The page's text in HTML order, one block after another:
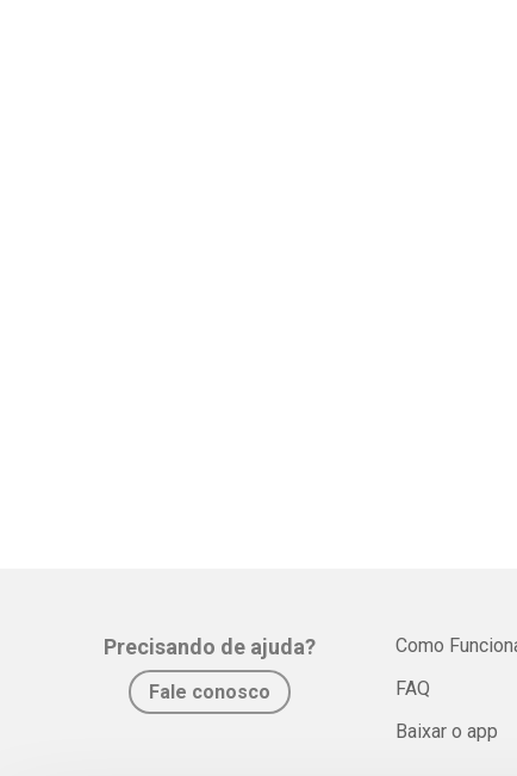
Precisando de ajuda?
Fale conosco
Como
FAQ
Baixar o app